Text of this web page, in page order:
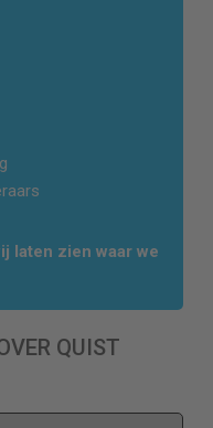
laten zien waar we
QUIST